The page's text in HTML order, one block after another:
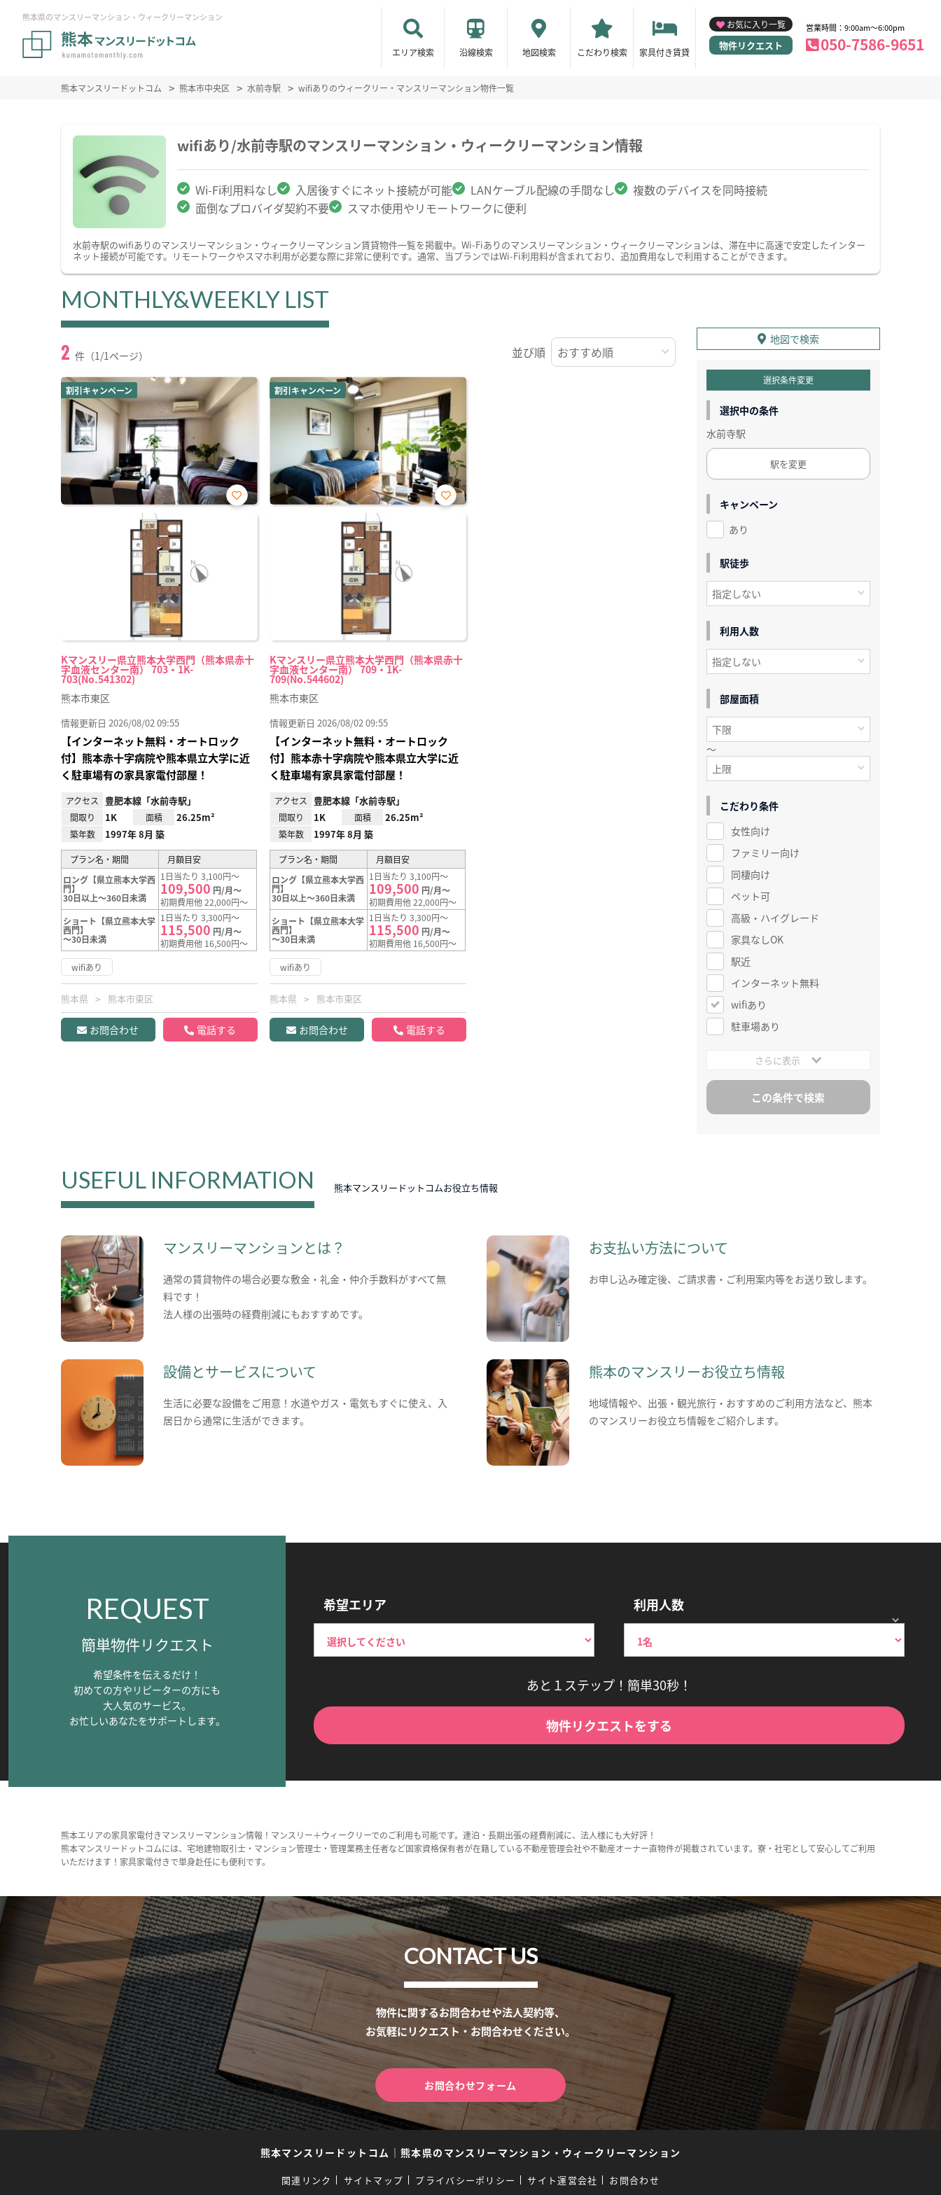
熊本県のマンスリーマンション・ウィークリーマンション
エリア検索 沿線検索 地図検索 こだわり検索 家具付き賃貸
お気に入り一覧
物件リクエスト
営業時間：9:00am～6:00pm
050-7586-9651
熊本マンスリードットコム 熊本市中央区 水前寺駅 wifiありのウィークリー・マンスリーマンション物件一覧
wifiあり/水前寺駅のマンスリーマンション・ウィークリーマンション情報
Wi-Fi利用料なし 入居後すぐにネット接続が可能 LANケーブル配線の手間なし
複数のデバイスを同時接続
面倒なプロバイダ契約不要
スマホ使用やリモートワークに便利
水前寺駅のwifiありのマンスリーマンション・ウィークリーマンション賃貸物件一覧を掲載中。Wi-Fiありのマンスリーマンション・ウィークリーマンションは、滞在中に高速で安定したインター
ネット接続が可能です。リモートワークやスマホ利用が必要な際に非常に便利です。通常、当プランではWi-Fi利用料が含まれており、追加費用なしで利用することができます。
MONTHLY&WEEKLY LIST
2 件（1/1ページ） 並び順
割引キャンペーン
Kマンスリー県立熊本大学西門（熊本県赤十
字血液センター南） 703・1K-
703(No.541302)
お気
熊本市東区
情報更新日 2026/08/02 09:55
【インターネット無料・オートロック
付】熊本赤十字病院や熊本県立大学に近
く駐車場有の家具家電付部屋！
アクセス 豊肥本線「水前寺駅」
間取り 1K 面積 26.25m²
築年数 1997年 8月 築
プラン名・期間
月額目安
ロング【県立熊本大学西
門】
30日以上～360日未満
1日当たり 3,100円～
109,500 円/月～
初期費用他 22,000円～
ショート【県立熊本大学
西門】
～30日未満
1日当たり 3,300円～
115,500 円/月～
初期費用他 16,500円～
wifiあり
熊本県 熊本市東区
お問合わせ 電話する
割引キャンペーン
Kマンスリー県立熊本大学西門（熊本県赤十
字血液センター南） 709・1K-
709(No.544602)
お気
熊本市東区
情報更新日 2026/08/02 09:55
【インターネット無料・オートロック
付】熊本赤十字病院や熊本県立大学に近
く駐車場有家具家電付部屋！
アクセス 豊肥本線「水前寺駅」
間取り 1K 面積 26.25m²
築年数 1997年 8月 築
プラン名・期間
月額目安
ロング【県立熊本大学西
門】
30日以上～360日未満
1日当たり 3,100円～
109,500 円/月～
初期費用他 22,000円～
ショート【県立熊本大学
西門】
～30日未満
1日当たり 3,300円～
115,500 円/月～
初期費用他 16,500円～
wifiあり
熊本県 熊本市東区
お問合わせ 電話する
地図で検索
選択条件変更
選択中の条件
水前寺駅
駅を変更
キャンペーン
あり
駅徒歩
利用人数
部屋面積
～
こだわり条件
女性向け
ファミリー向け
同棲向け
ペット可
高級・ハイグレード
家具なしOK
駅近
インターネット無料
wifiあり
駐車場あり
さらに表示
USEFUL INFORMATION 熊本マンスリードットコムお役立ち情報
マンスリーマンションとは？
通常の賃貸物件の場合必要な敷金・礼金・仲介手数料がすべて無
料です！
法人様の出張時の経費削減にもおすすめです。
お支払い方法について
お申し込み確定後、ご請求書・ご利用案内等をお送り致します。
設備とサービスについて
生活に必要な設備をご用意！水道やガス・電気もすぐに使え、入
居日から通常に生活ができます。
熊本のマンスリーお役立ち情報
地域情報や、出張・観光旅行・おすすめのご利用方法など、熊本
のマンスリーお役立ち情報をご紹介します。
REQUEST
簡単物件リクエスト
希望条件を伝えるだけ！
初めての方やリピーターの方にも
大人気のサービス。
お忙しいあなたをサポートします。
希望エリア 利用人数
あと１ステップ！簡単30秒！
物件リクエストをする
熊本エリアの家具家電付きマンスリーマンション情報！マンスリー＋ウィークリーでのご利用も可能です。連泊・長期出張の経費削減に、法人様にも大好評！
熊本マンスリードットコムには、宅地建物取引士・マンション管理士・管理業務主任者など国家資格保有者が在籍している不動産管理会社や不動産オーナー直物件が掲載されています。寮・社宅として安心してご利用
いただけます！家具家電付きで単身赴任にも便利です。
CONTACT US
物件に関するお問合わせや法人契約等、
お気軽にリクエスト・お問合わせください。
お問合わせフォーム
熊本マンスリードットコム ｜ 熊本県のマンスリーマンション・ウィークリーマンション
関連リンク サイトマップ プライバシーポリシー サイト運営会社 お問合わせ